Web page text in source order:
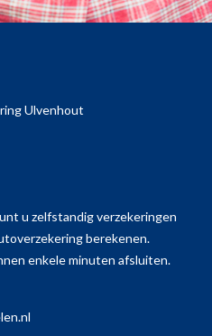
Ulvenhout
u zelfstandig verzekeringen
berekenen.
enkele minuten afsluiten.